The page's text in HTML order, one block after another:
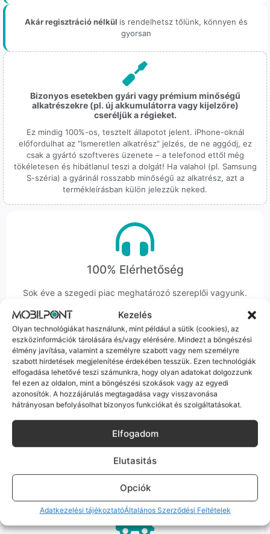
Kezelés
Olyan technológiákat használunk, mint például a sütik (cookies), az
eszközinformációk tárolására és/vagy elérésére. Mindezt a böngészési
élmény javítása, valamint a személyre szabott vagy nem személyre
szabott hirdetések megjelenítése érdekében tesszük. Ezen technológiák
elfogadása lehetővé teszi számunkra, hogy olyan adatokat dolgozzunk
fel ezen az oldalon, mint a böngészési szokások vagy az egyedi
azonosítók. A hozzájárulás megtagadása vagy visszavonása
hátrányosan befolyásolhat bizonyos funkciókat és szolgáltatásokat.
Elfogadom
Elutasitás
Opciók
Adatkezelési tájékoztatóÁltalános Szerződési Feltételek
Akár regisztráció nélkül is rendelhetsz tőlünk, könnyen és
gyorsan
Bizonyos esetekben gyári vagy prémium minőségű
alkatrészekre (pl. új akkumulátorra vagy kijelzőre)
cseréljük a régieket.
Ez mindig 100%-os, tesztelt állapotot jelent. iPhone-oknál
előfordulhat az "Ismeretlen alkatrész" jelzés, de ne aggódj, ez
csak a gyártó szoftveres üzenete – a telefonod ettől még
tökéletesen és hibátlanul teszi a dolgát! Ha valahol (pl. Samsung
S-széria) a gyárinál rosszabb minőségű az alkatrész, azt a
termékleírásban külön jelezzük neked.
100% Elérhetőség
Sok éve a szegedi piac meghatározó szereplői vagyunk.
ember veszi fel a telefont, és személyesen is megtalálsz
minket Szegeden.
Korrekt Ügyintézés
Hibázni emberi dolog, de a felelősségvállalás nálunk alap.
Ha ritkán előfordul egy hiba, nem kifogásokat keresünk,
hanem megoldást. Szakértő kollégáink azonnal kézbe
veszik az ügyedet.